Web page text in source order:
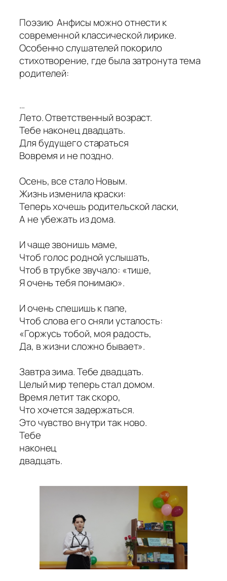
Поэзию Анфисы можно отнести к
современной классической лирике.
Особенно слушателей покорило
стихотворение, где была затронута тема
родителей:
…
Лето. Ответственный возраст.
Тебе наконец двадцать.
Для будущего стараться
Вовремя и не поздно.
Осень, все стало Новым.
Жизнь изменила краски:
Теперь хочешь родительской ласки,
А не убежать из дома.
И чаще звонишь маме,
Чтоб голос родной услышать,
Чтоб в трубке звучало: «тише,
Я очень тебя понимаю».
И очень спешишь к папе,
Чтоб слова его сняли усталость:
«Горжусь тобой, моя радость,
Да, в жизни сложно бывает».
Завтра зима. Тебе двадцать.
Целый мир теперь стал домом.
Время летит так скоро,
Что хочется задержаться.
Это чувство внутри так ново.
Тебе
наконец
двадцать.